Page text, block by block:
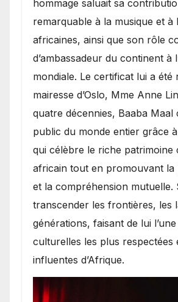
hommage saluait sa
remarquable à la musique et à
africaines, ainsi que son rôle
d’ambassadeur du continent à
mondiale. Le certificat lui a été
mairesse d’Oslo, Mme Anne
quatre décennies, Baaba Maal
public du monde entier grâce
qui célèbre le riche patrimoine
africain tout en promouvant la
et la compréhension mutuelle.
transcender les frontières, les
générations, faisant de lui
culturelles les plus respectées
influentes d’Afrique.